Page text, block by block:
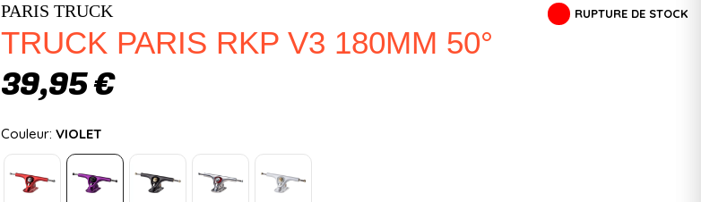
RUPTURE DE STOCK
PARIS TRUCK
TRUCK PARIS RKP V3 180MM 50°
39,95 €
Couleur: VIOLET